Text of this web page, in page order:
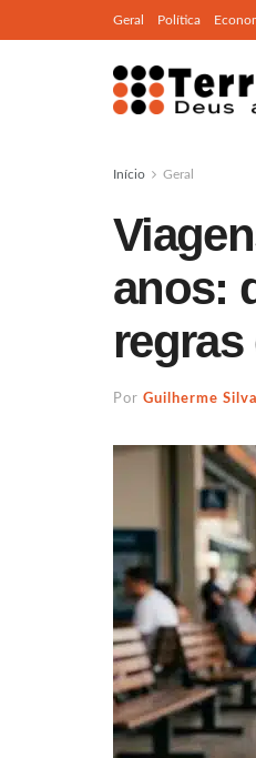
Geral Política
Início Geral
anos:
Por Guilherme Silva